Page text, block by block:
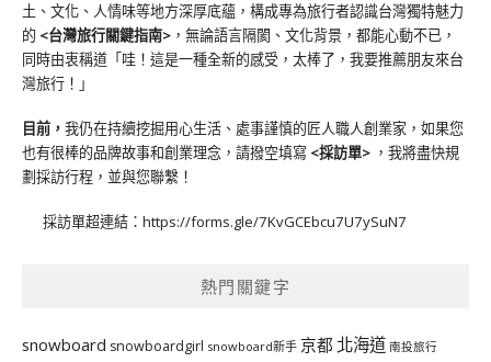
土、文化、人情味等地方深厚底蘊，構成專為旅行者認識台灣獨特魅力
的 <台灣旅行關鍵指南> ，無論語言隔閡、文化背景，都能心動不已，
同時由衷稱道「哇！這是一種全新的感受，太棒了，我要推薦朋友來台
灣旅行！」
目前， 我仍在持續挖掘用心生活、處事謹慎的匠人職人創業家，如果您
也有很棒的品牌故事和創業理念，請撥空填寫 <採訪單> ，我將盡快規
劃採訪行程，並與您聯繫！
採訪單超連結： https://forms.gle/7KvGCEbcu7U7ySuN7
熱門關鍵字
snowboard snowboardgirl snowboard新手 京都 北海道 南投旅行